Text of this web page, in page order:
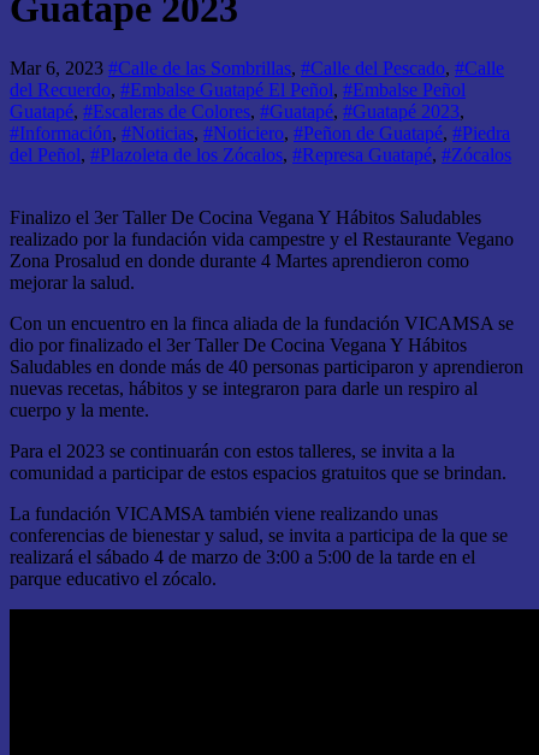
Guatapé 2023
Mar 6, 2023 #Calle de las Sombrillas, #Calle del Pescado, #Calle
del Recuerdo, #Embalse Guatapé El Peñol, #Embalse Peñol
Guatapé, #Escaleras de Colores, #Guatapé, #Guatapé 2023,
#Información, #Noticias, #Noticiero, #Peñon de Guatapé, #Piedra
del Peñol, #Plazoleta de los Zócalos, #Represa Guatapé, #Zócalos
Finalizo el 3er Taller De Cocina Vegana Y Hábitos Saludables
realizado por la fundación vida campestre y el Restaurante Vegano
Zona Prosalud en donde durante 4 Martes aprendieron como
mejorar la salud.
Con un encuentro en la finca aliada de la fundación VICAMSA se
dio por finalizado el 3er Taller De Cocina Vegana Y Hábitos
Saludables en donde más de 40 personas participaron y aprendieron
nuevas recetas, hábitos y se integraron para darle un respiro al
cuerpo y la mente.
Para el 2023 se continuarán con estos talleres, se invita a la
comunidad a participar de estos espacios gratuitos que se brindan.
La fundación VICAMSA también viene realizando unas
conferencias de bienestar y salud, se invita a participa de la que se
realizará el sábado 4 de marzo de 3:00 a 5:00 de la tarde en el
parque educativo el zócalo.